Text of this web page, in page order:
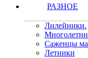
РАЗНОЕ
Лилейники.
Саженцы
Летники